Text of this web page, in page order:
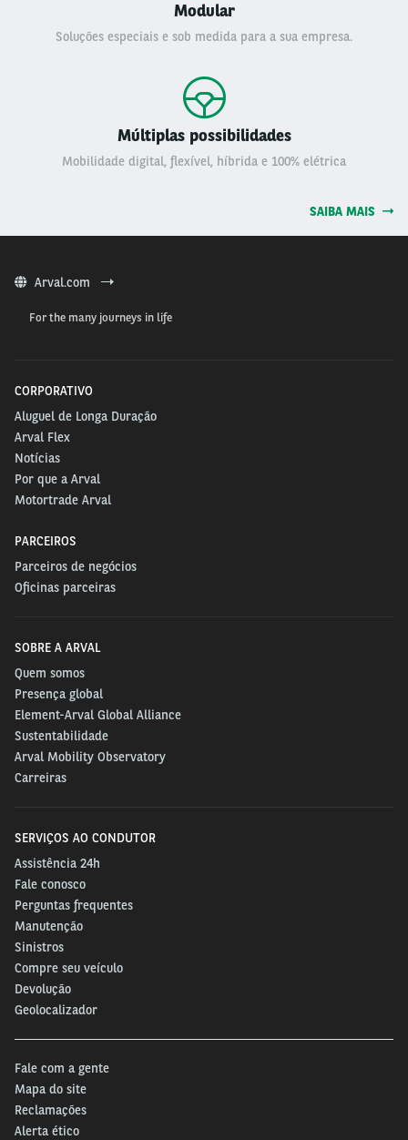
Modular
Soluções especiais e sob medida para a sua empresa.
Múltiplas possibilidades
Mobilidade digital, flexível, híbrida e 100% elétrica
SAIBA MAIS
Arval.com
For the many journeys in life
CORPORATIVO
Aluguel de Longa Duração
Arval Flex
Notícias
Por que a Arval
Motortrade Arval
PARCEIROS
Parceiros de negócios
Oficinas parceiras
SOBRE A ARVAL
Quem somos
Presença global
Element-Arval Global Alliance
Sustentabilidade
Arval Mobility Observatory
Carreiras
SERVIÇOS AO CONDUTOR
Assistência 24h
Fale conosco
Perguntas frequentes
Manutenção
Sinistros
Compre seu veículo
Devolução
Geolocalizador
Fale com a gente
Mapa do site
Reclamações
Alerta ético